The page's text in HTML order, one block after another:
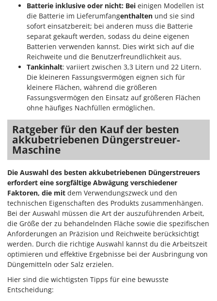
Zomax
Batterie inklusive oder nicht: Bei einigen Modellen ist
die Batterie im Lieferumfangenthalten und sie sind
sofort einsatzbereit; bei anderen muss die Batterie
separat gekauft werden, sodass du deine eigenen
Batterien verwenden kannst. Dies wirkt sich auf die
Reichweite und die Benutzerfreundlichkeit aus.
Tankinhalt: variiert zwischen 3,3 Litern und 22 Litern.
Die kleineren Fassungsvermögen eignen sich für
kleinere Flächen, während die größeren
Fassungsvermögen den Einsatz auf größeren Flächen
ohne häufiges Nachfüllen ermöglichen.
Ratgeber für den Kauf der besten
akkubetriebenen Düngerstreuer-
Maschine
Die Auswahl des besten akkubetriebenen Düngerstreuers
erfordert eine sorgfältige Abwägung verschiedener
Faktoren, die mit dem Verwendungszweck und den
technischen Eigenschaften des Produkts zusammenhängen.
Bei der Auswahl müssen die Art der auszuführenden Arbeit,
die Größe der zu behandelnden Fläche sowie die spezifischen
Anforderungen an Präzision und Reichweite berücksichtigt
werden. Durch die richtige Auswahl kannst du die Arbeitszeit
optimieren und effektive Ergebnisse bei der Ausbringung von
Düngemitteln oder Salz erzielen.
Hier sind die wichtigsten Tipps für eine bewusste
Entscheidung: